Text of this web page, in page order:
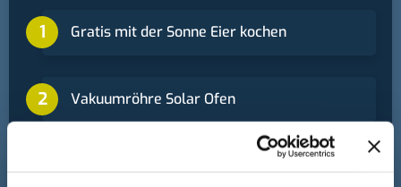
Gratis mit der Sonne Eier kochen
Vakuumröhre Solar Ofen